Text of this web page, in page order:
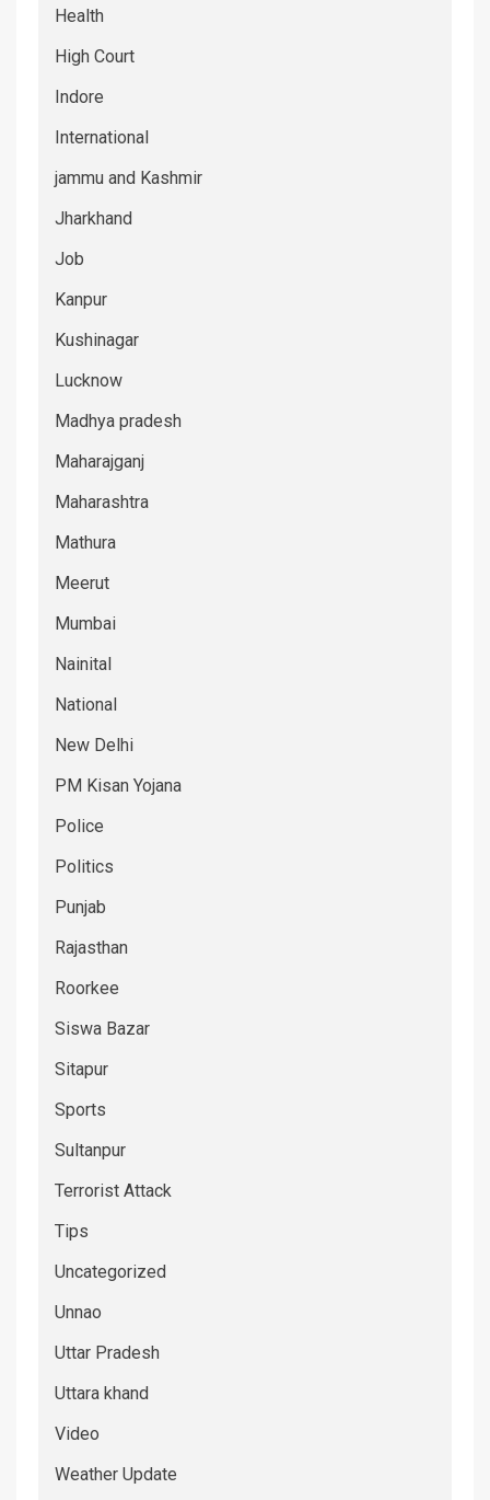
Health
High Court
Indore
International
jammu and Kashmir
Jharkhand
Job
Kanpur
Kushinagar
Lucknow
Madhya pradesh
Maharajganj
Maharashtra
Mathura
Meerut
Mumbai
Nainital
National
New Delhi
PM Kisan Yojana
Police
Politics
Punjab
Rajasthan
Roorkee
Siswa Bazar
Sitapur
Sports
Sultanpur
Terrorist Attack
Tips
Uncategorized
Unnao
Uttar Pradesh
Uttara khand
Video
Weather Update